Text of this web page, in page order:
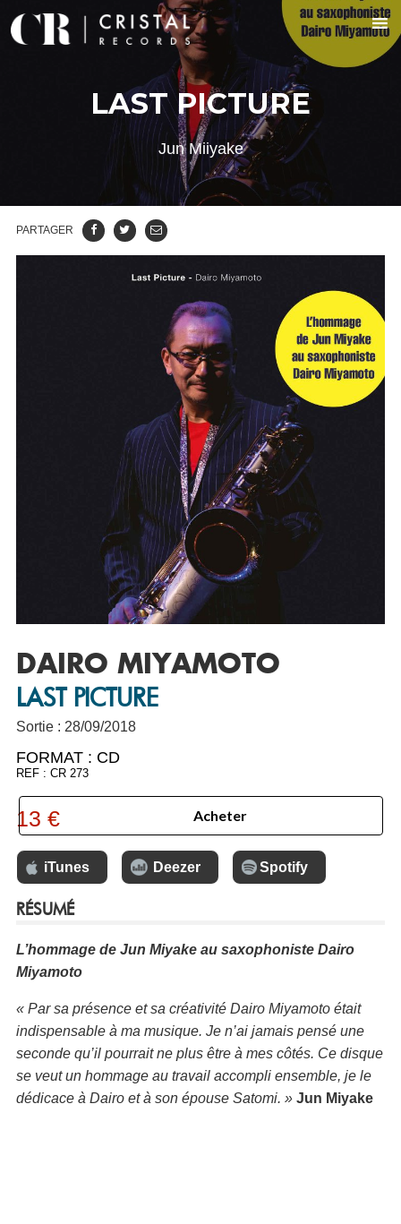
LAST PICTURE
Jun Miiyake
PARTAGER
DAIRO MIYAMOTO
LAST PICTURE
Sortie : 28/09/2018
FORMAT : CD
REF : CR 273
13 € Acheter
iTunes Deezer Spotify
RÉSUMÉ
L’hommage de Jun Miyake au saxophoniste Dairo
Miyamoto
« Par sa présence et sa créativité Dairo Miyamoto était
indispensable à ma musique. Je n’ai jamais pensé une
seconde qu’il pourrait ne plus être à mes côtés. Ce disque
se veut un hommage au travail accompli ensemble, je le
dédicace à Dairo et à son épouse Satomi. » Jun Miyake